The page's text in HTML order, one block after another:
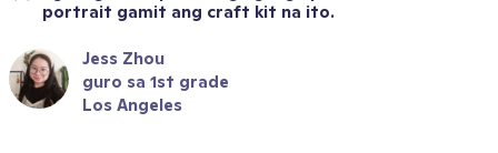
portrait gamit ang craft kit na ito.
Jess Zhou
guro sa 1st grade
Los Angeles